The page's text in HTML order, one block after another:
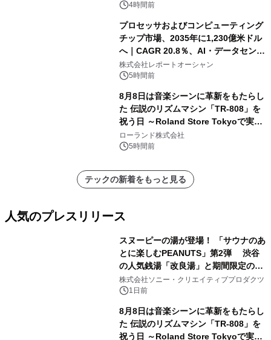
4時間前
プロセッサおよびコンピューティング
チップ市場、2035年に1,230億米ドル
へ｜CAGR 20.8％、AI・データセンタ
ー需要が成長を牽引
株式会社レポートオーシャン
5時間前
8月8日は音楽シーンに革新をもたらし
た 伝説のリズムマシン「TR-808」を
祝う日 ～Roland Store Tokyoで実機
を展示しての 記念キャンペーンを開
催 英国ラジオ「NTS」の 特別プログ
アーティストを フィーチャーしたアニ
メーションを公開～
ローランド株式会社
5時間前
テックの新着をもっと見る
人気のプレスリリース
スヌーピーの湯が登場！ 「サウナのあ
とに楽しむPEANUTS」第2弾 渋谷
の人気銭湯「改良湯」と期間限定のコ
ラボレーション サウナイキタイコラ
ボグッズも発売決定！
株式会社ソニー・クリエイティブプロダクツ
1日前
8月8日は音楽シーンに革新をもたらし
た 伝説のリズムマシン「TR-808」を
祝う日 ～Roland Store Tokyoで実機